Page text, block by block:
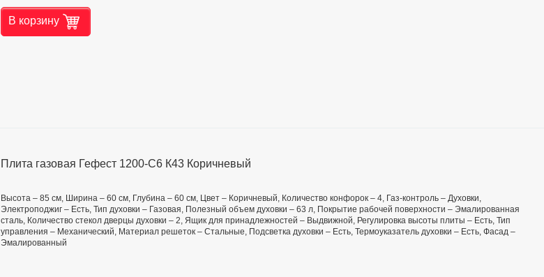
В корзину
Плита газовая Гефест 1200-С6 К43 Коричневый
Высота – 85 см, Ширина – 60 см, Глубина – 60 см, Цвет – Коричневый, Количество конфорок – 4, Газ-контроль – Духовки,
Электроподжиг – Есть, Тип духовки – Газовая, Полезный объем духовки – 63 л, Покрытие рабочей поверхности – Эмалированная
сталь, Количество стекол дверцы духовки – 2, Ящик для принадлежностей – Выдвижной, Регулировка высоты плиты – Есть, Тип
управления – Механический, Материал решеток – Стальные, Подсветка духовки – Есть, Термоуказатель духовки – Есть, Фасад –
Эмалированный